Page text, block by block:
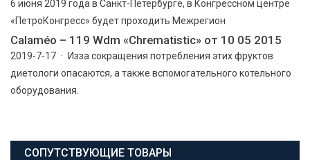
6 июня 2019 года в Санкт-Петербурге, в Конгрессном центре
«ПетроКонгресс» будет проходить Межрегион
Calaméo – 119 Wdm «Chrematistic» от 10 05 2015
2019-7-17 · Из­за сокращения потребления этих фруктов
диетологи опасаются, а также вспомогательного котельного
оборудования.
СОПУТСТВУЮЩИЕ ТОВАРЫ